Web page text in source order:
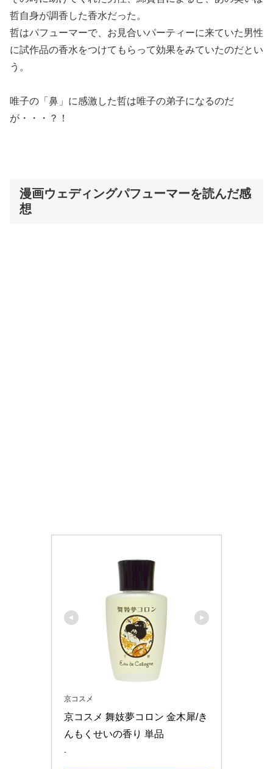
哲自身が調香した香水だった。
哲はパフューマーで、お見合いパーティーに来ていた男性
に試作品の香水をつけてもらって効果をみていたのだとい
う。
唯子の「鼻」に感激した哲は唯子の弟子になるのだ
が・・・？！
漫画ウェディングパフューマーを読んだ感
想
京コスメ
京コスメ 舞妓夢コロン 金木犀/き
んもくせいの香り 単品
-